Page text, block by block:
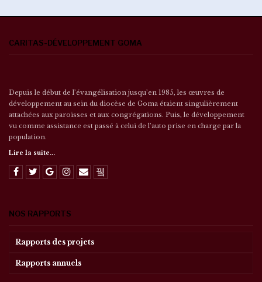
CARITAS-DÉVELOPPEMENT GOMA
Depuis le début de l’évangélisation jusqu’en 1985, les œuvres de
développement au sein du diocèse de Goma étaient singulièrement
attachées aux paroisses et aux congrégations. Puis, le développement
vu comme assistance est passé à celui de l’auto prise en charge par la
population.
Lire la suite...
NOS RAPPORTS
Rapports des projets
Rapports annuels